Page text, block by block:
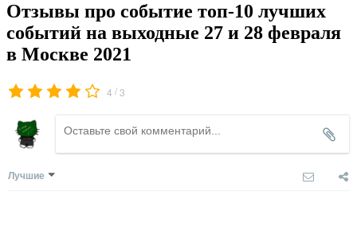
Отзывы про событие топ-10 лучших
событий на выходные 27 и 28 февраля
в Москве 2021
4 /3
Лучшие